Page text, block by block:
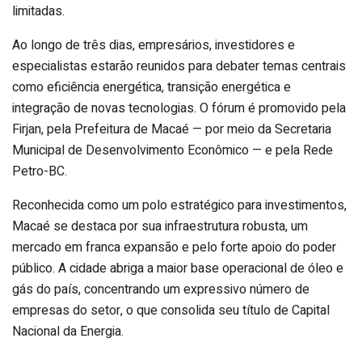
limitadas.
Ao longo de três dias, empresários, investidores e
especialistas estarão reunidos para debater temas centrais
como eficiência energética, transição energética e
integração de novas tecnologias. O fórum é promovido pela
Firjan, pela Prefeitura de Macaé — por meio da Secretaria
Municipal de Desenvolvimento Econômico — e pela Rede
Petro-BC.
Reconhecida como um polo estratégico para investimentos,
Macaé se destaca por sua infraestrutura robusta, um
mercado em franca expansão e pelo forte apoio do poder
público. A cidade abriga a maior base operacional de óleo e
gás do país, concentrando um expressivo número de
empresas do setor, o que consolida seu título de Capital
Nacional da Energia.